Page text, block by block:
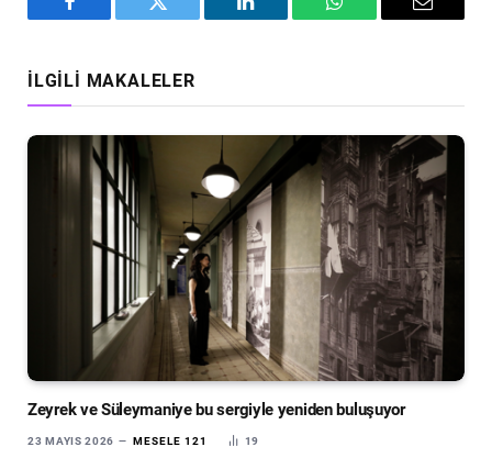
Facebook Twitter LinkedIn WhatsAppEmail
İLGILI MAKALELER
Zeyrek ve Süleymaniye bu sergiyle yeniden buluşuyor
23 MAYIS 2026 MESELE 121 19